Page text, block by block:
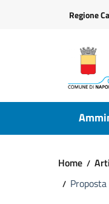
Regione
Home